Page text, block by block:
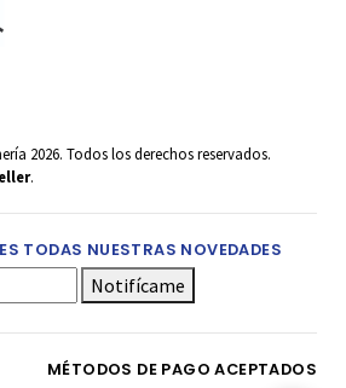
2026. Todos los derechos reservados.
.
TODAS NUESTRAS NOVEDADES
Notifícame
MÉTODOS DE PAGO ACEPTADOS